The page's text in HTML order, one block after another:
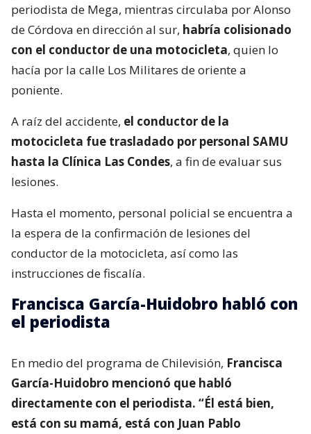
periodista de Mega, mientras circulaba por Alonso
de Córdova en dirección al sur, habría colisionado
con el conductor de una motocicleta, quien lo
hacía por la calle Los Militares de oriente a
poniente.
A raíz del accidente, el conductor de la
motocicleta fue trasladado por personal SAMU
hasta la Clínica Las Condes, a fin de evaluar sus
lesiones.
Hasta el momento, personal policial se encuentra a
la espera de la confirmación de lesiones del
conductor de la motocicleta, así como las
instrucciones de fiscalía.
Francisca García-Huidobro habló con
el periodista
En medio del programa de Chilevisión, Francisca
García-Huidobro mencionó que habló
directamente con el periodista. “Él está bien,
está con su mamá, está con Juan Pablo